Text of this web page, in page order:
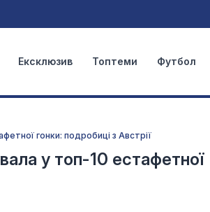
Ексклюзив Топтеми Футбол
гонки: подробиці з Австрії
у топ-10 естафетної